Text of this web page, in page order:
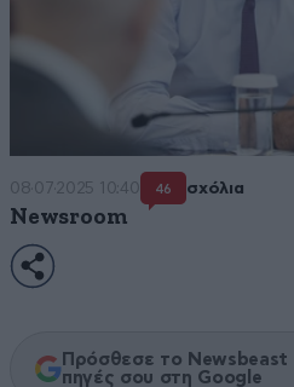
08·07·2025 10:40 46 σχόλια
Newsroom
Πρόσθεσε το Newsbeast
πηγές σου στη Google